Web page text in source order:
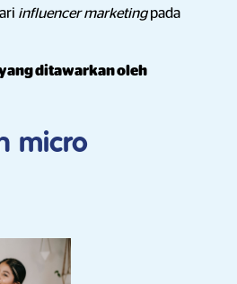
influencer marketingpada
ditawarkan oleh
micro